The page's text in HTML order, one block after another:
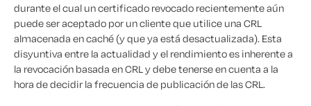
durante el cual un certificado revocado recientemente aún
puede ser aceptado por un cliente que utilice una CRL
almacenada en caché (y que ya está desactualizada). Esta
disyuntiva entre la actualidad y el rendimiento es inherente a
la revocación basada en CRL y debe tenerse en cuenta a la
hora de decidir la frecuencia de publicación de las CRL.